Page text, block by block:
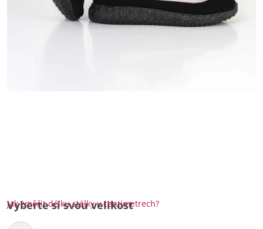
Jak změřit délku stélky v centimetrech?
Vyberte si svou velikost